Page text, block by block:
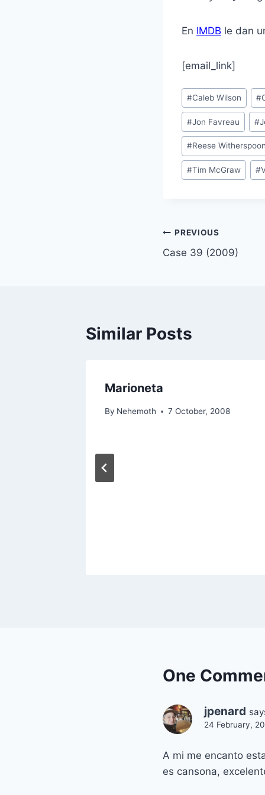
En IMDB le dan
[email_link]
Post
Tags:
#Caleb Wilson #
#Jon Favreau #
#Reese Witherspoon
#Tim McGraw #
Post
navigation
PREVIOUS
Case 39 (2009)
Similar Posts
Marioneta
By Nehemoth 7 October, 2008
One
jpenard
24 February,
A mi me encanto
es cansona,